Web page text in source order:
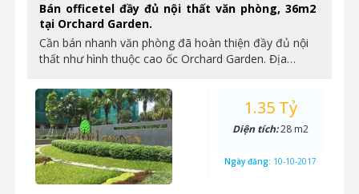
Bán officetel đầy đủ nội thất văn phòng, 36m2
tại Orchard Garden.
Cần bán nhanh văn phòng đã hoàn thiện đầy đủ nội
thất như hình thuộc cao ốc Orchard Garden. Địa…
1.35 Tỷ
Diện tích:28 m2
Ngày đăng: 10-10-2017